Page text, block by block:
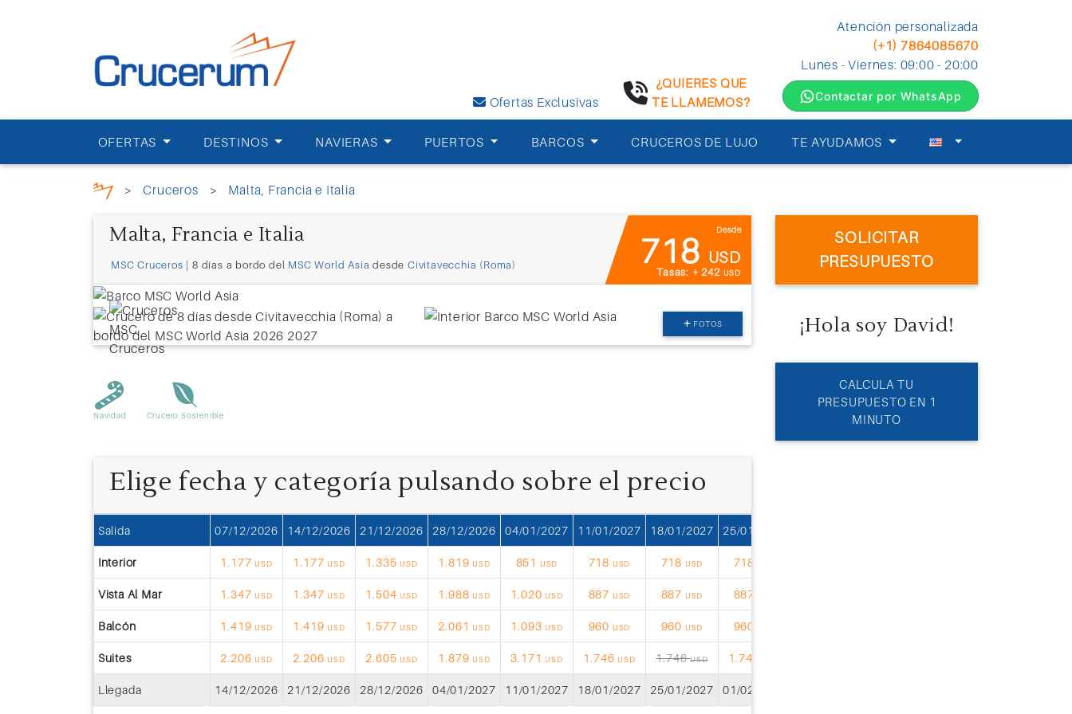
Ofertas Exclusivas
¿QUIERES QUE
TE LLAMEMOS?
Atención personalizada
(+1) 7864085670
Lunes - Viernes: 09:00 - 20:00
Contactar por WhatsApp
OFERTAS DESTINOS NAVIERAS PUERTOS BARCOS CRUCEROS DE LUJO TE AYUDAMOS
> Cruceros > Malta, Francia e Italia
Malta, Francia e Italia
MSC Cruceros | 8 días a bordo del MSC World Asia desdeCivitavecchia (Roma)
Desde
718 USD
Tasas: + 242 USD
FOTOS
Navidad Crucero Sostenible
Elige fecha y categoría pulsando sobre el precio
Salida 07/12/2026 14/12/2026 21/12/2026 28/12/2026 04/01/2027 11/01/2027 18/01/2027 25/01/2027
Interior 1.177 USD 1.177 USD 1.335 USD 1.819 USD 851 USD 718 USD 718 USD 718
Vista Al Mar 1.347 USD 1.347 USD 1.504 USD 1.988 USD 1.020 USD 887 USD 887 USD 887
Balcón 1.419 USD 1.419 USD 1.577 USD 2.061 USD 1.093 USD 960 USD 960 USD 960
Suites 2.206 USD 2.206 USD 2.605 USD 1.879 USD 3.171 USD 1.746 USD 1.746USD 1.746
Llegada 14/12/2026 21/12/2026 28/12/2026 04/01/2027 11/01/2027 18/01/2027 25/01/2027 01/02/2027
SOLICITAR
PRESUPUESTO
¡Hola soy David!
CALCULA TU
PRESUPUESTO EN 1
MINUTO